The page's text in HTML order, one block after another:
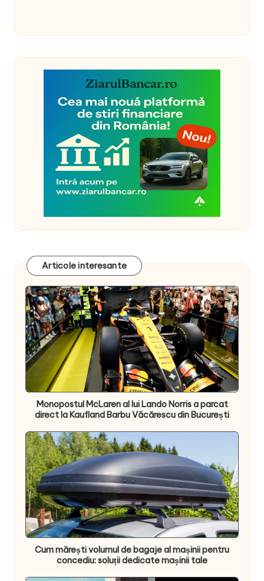
Articole interesante
Monopostul McLaren al lui Lando Norris a parcat
direct la Kaufland Barbu Văcărescu din București
Cum mărești volumul de bagaje al mașinii pentru
concediu: soluții dedicate mașinii tale